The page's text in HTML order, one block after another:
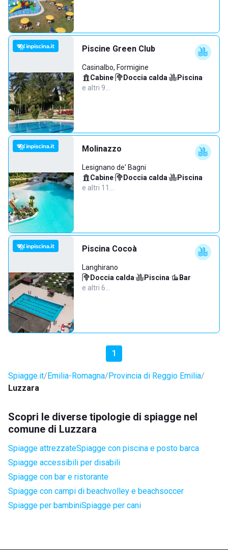
Piscine Green Club
Casinalbo, Formigine
Cabine· Doccia calda· Piscina·
e altri 9…
Molinazzo
Lesignano de' Bagni
Cabine· Doccia calda· Piscina·
e altri 11…
Piscina Cocoà
Langhirano
Doccia calda· Piscina· Bar·
e altri 6…
1
Spiagge.it Emilia-Romagna Provincia di Reggio Emilia
Luzzara
Scopri le diverse tipologie di spiagge nel
comune di Luzzara
Spiagge attrezzateSpiagge con piscina e posto barca
Spiagge accessibili per disabili
Spiagge con bar e ristorante
Spiagge con campi di beachvolley e beachsoccer
Spiagge per bambiniSpiagge per cani